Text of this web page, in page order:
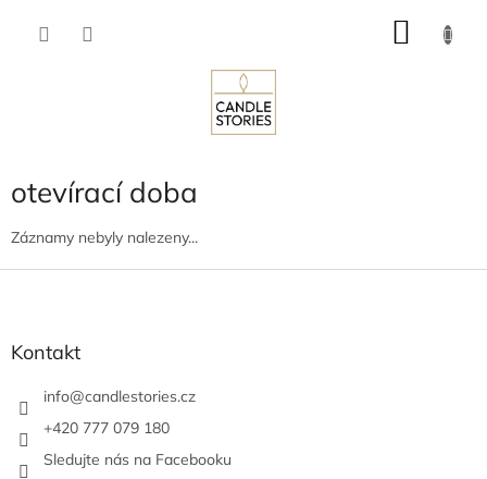
otevírací doba
Záznamy nebyly nalezeny...
Z
Kontakt
info@candlestories.cz
+420 777 079 180
Sledujte nás na Facebooku